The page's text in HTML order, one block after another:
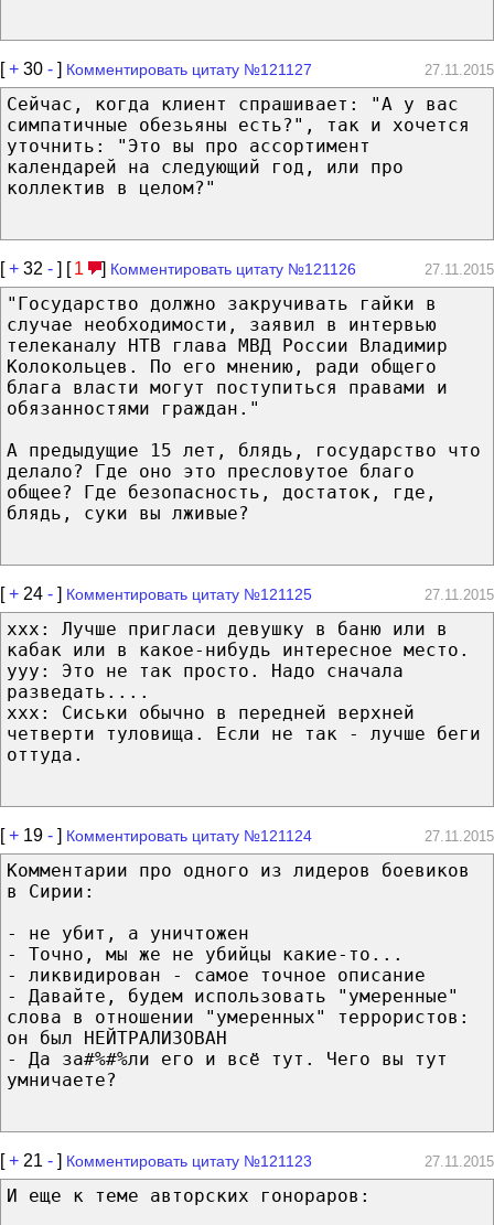
[+ 30 - ] Комментировать цитату №121127 27.11.2015
Сейчас, когда клиент спрашивает: "А у вас
симпатичные обезьяны есть?", так и хочется
уточнить: "Это вы про ассортимент
календарей на следующий год, или про
коллектив в целом?"
[+ 32 - ] [ 1 ] Комментировать цитату №121126 27.11.2015
"Государство должно закручивать гайки в
случае необходимости, заявил в интервью
телеканалу НТВ глава МВД России Владимир
Колокольцев. По его мнению, ради общего
блага власти могут поступиться правами и
обязанностями граждан."
А предыдущие 15 лет, блядь, государство что
делало? Где оно это пресловутое благо
общее? Где безопасность, достаток, где,
блядь, суки вы лживые?
[+ 24 - ] Комментировать цитату №121125 27.11.2015
ххх: Лучше пригласи девушку в баню или в
кабак или в какое-нибудь интересное место.
ууу: Это не так просто. Надо сначала
разведать....
ххх: Сиськи обычно в передней верхней
четверти туловища. Если не так - лучше беги
оттуда.
[+ 19 - ] Комментировать цитату №121124 27.11.2015
Комментарии про одного из лидеров боевиков
в Сирии:
- не убит, а уничтожен
- Точно, мы же не убийцы какие-то...
- ликвидирован - самое точное описание
- Давайте, будем использовать "умеренные"
слова в отношении "умеренных" террористов:
он был НЕЙТРАЛИЗОВАН
- Да за#%#%ли его и всё тут. Чего вы тут
умничаете?
[+ 21 - ] Комментировать цитату №121123 27.11.2015
И еще к теме авторских гонораров: